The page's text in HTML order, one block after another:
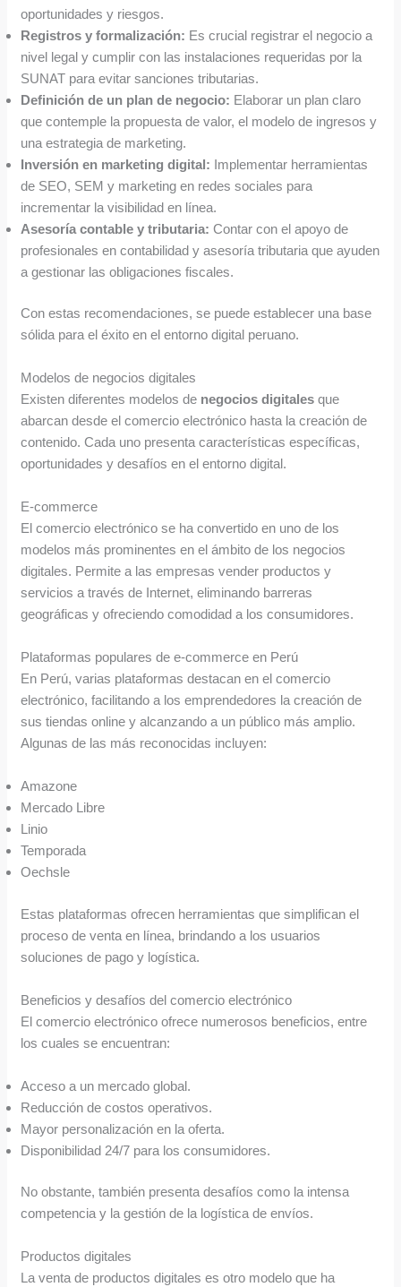
oportunidades y riesgos.
Registros y formalización: Es crucial registrar el negocio a
nivel legal y cumplir con las instalaciones requeridas por la
SUNAT para evitar sanciones tributarias.
Definición de un plan de negocio: Elaborar un plan claro
que contemple la propuesta de valor, el modelo de ingresos y
una estrategia de marketing.
Inversión en marketing digital: Implementar herramientas
de SEO, SEM y marketing en redes sociales para
incrementar la visibilidad en línea.
Asesoría contable y tributaria: Contar con el apoyo de
profesionales en contabilidad y asesoría tributaria que ayuden
a gestionar las obligaciones fiscales.
Con estas recomendaciones, se puede establecer una base
sólida para el éxito en el entorno digital peruano.
Modelos de negocios digitales
Existen diferentes modelos de negocios digitalesque
abarcan desde el comercio electrónico hasta la creación de
contenido. Cada uno presenta características específicas,
oportunidades y desafíos en el entorno digital.
E-commerce
El comercio electrónico se ha convertido en uno de los
modelos más prominentes en el ámbito de los negocios
digitales. Permite a las empresas vender productos y
servicios a través de Internet, eliminando barreras
geográficas y ofreciendo comodidad a los consumidores.
Plataformas populares de e-commerce en Perú
En Perú, varias plataformas destacan en el comercio
electrónico, facilitando a los emprendedores la creación de
sus tiendas online y alcanzando a un público más amplio.
Algunas de las más reconocidas incluyen:
Amazone
Mercado Libre
Linio
Temporada
Oechsle
Estas plataformas ofrecen herramientas que simplifican el
proceso de venta en línea, brindando a los usuarios
soluciones de pago y logística.
Beneficios y desafíos del comercio electrónico
El comercio electrónico ofrece numerosos beneficios, entre
los cuales se encuentran:
Acceso a un mercado global.
Reducción de costos operativos.
Mayor personalización en la oferta.
Disponibilidad 24/7 para los consumidores.
No obstante, también presenta desafíos como la intensa
competencia y la gestión de la logística de envíos.
Productos digitales
La venta de productos digitales es otro modelo que ha